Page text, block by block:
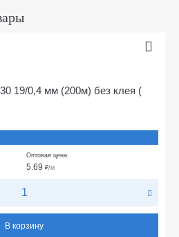
19/0,4 мм (200м) без клея (
Оптовая цена:
5.69 ₽/м
В корзину